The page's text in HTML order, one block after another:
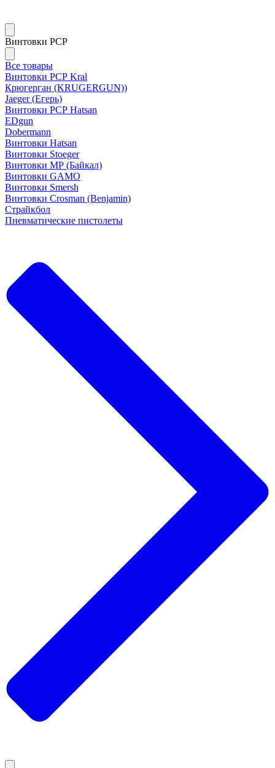
Винтовки PCP
Все товары
Винтовки РСР Kral
Крюгерган (KRUGERGUN))
Jaeger (Егерь)
Винтовки РСР Hatsan
EDgun
Dobermann
Винтовки Hatsan
Винтовки Stoeger
Винтовки МР (Байкал)
Винтовки GAMO
Винтовки Smersh
Винтовки Crosman (Benjamin)
Страйкбол
Пневматические пистолеты